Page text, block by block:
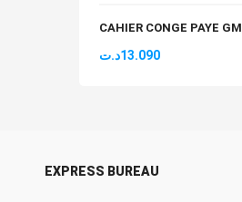
CAHIER CONGE PAYE GM
13.090د.ت
EXPRESS BUREAU